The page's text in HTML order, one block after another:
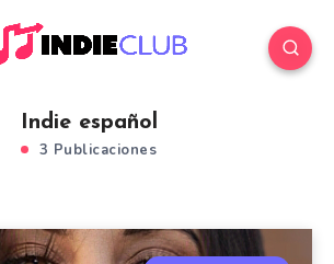
Indie español
3 Publicaciones